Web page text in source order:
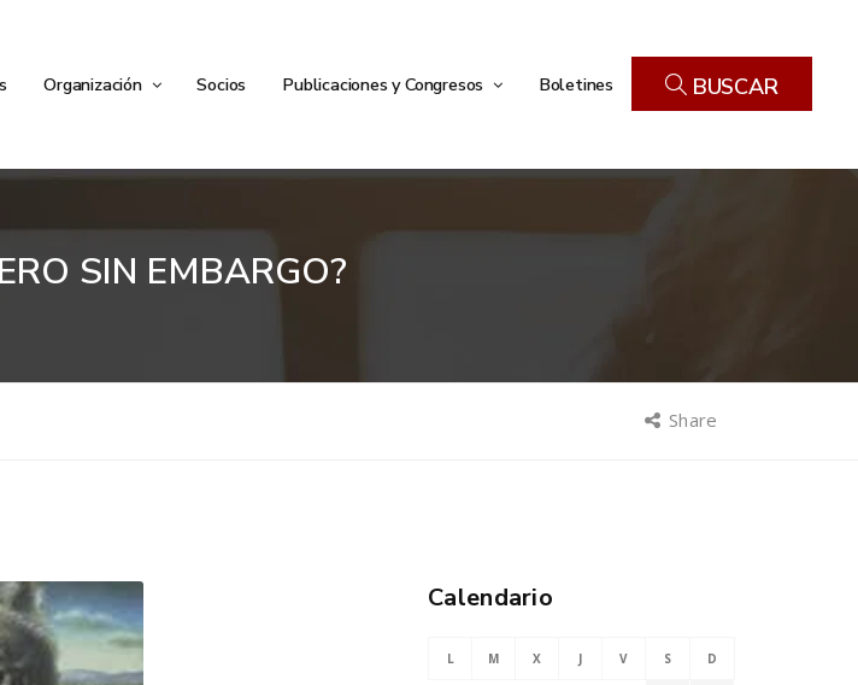
Organización Socios Publicaciones y Congresos Boletines BUSCAR
SIN EMBARGO?
Share
Calendario
L M X J V S D